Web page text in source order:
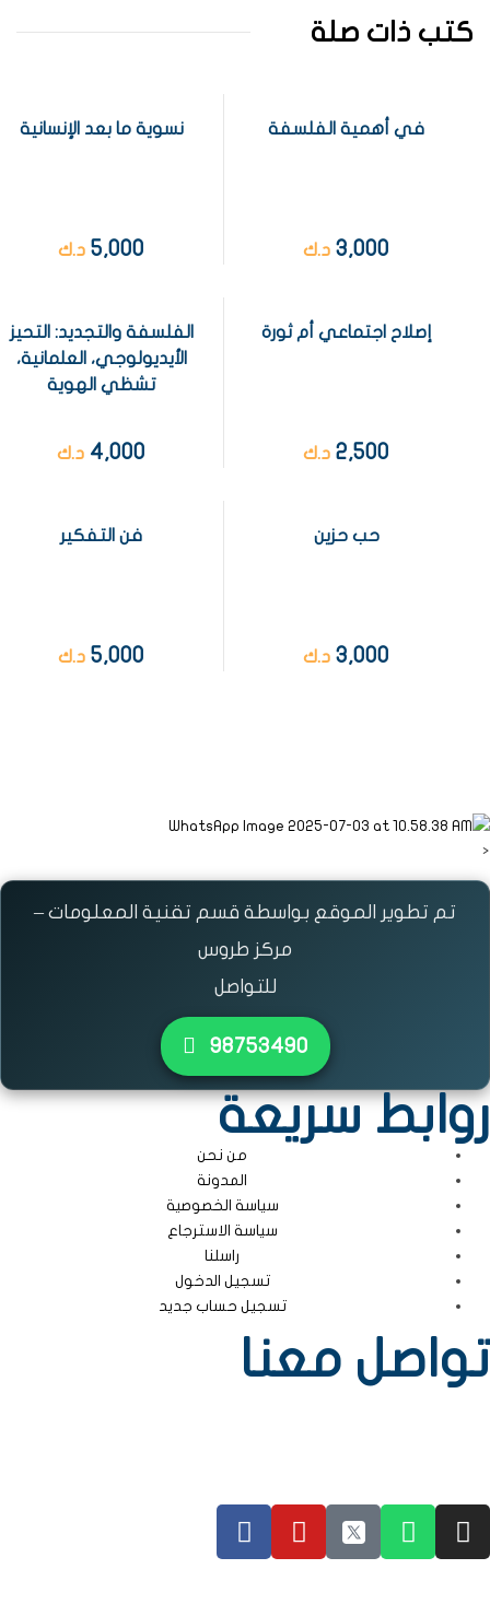
كتب ذات صلة
في أهمية الفلسفة
3,000 د.ك
نسوية ما بعد الإنسانية
5,000 د.ك
إصلاح اجتماعي أم ثورة
2,500 د.ك
الفلسفة والتجديد: التحيز
الأيديولوجي، العلمانية،
تشظي الهوية
4,000 د.ك
حب حزين
3,000 د.ك
فن التفكير
5,000 د.ك
<
تم تطوير الموقع بواسطة قسم تقنية المعلومات –
مركز طروس
للتواصل
٩٨٧٥٣٤٩٠
روابط سريعة
من نحن
المدونة
سياسة الخصوصية
سياسة الاسترجاع
راسلنا
تسجيل الدخول
تسجيل حساب جديد
تواصل معنا